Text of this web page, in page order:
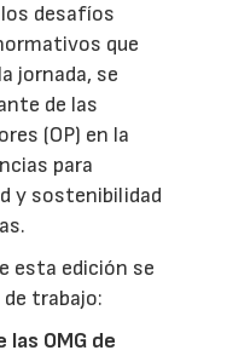
desafíos
que
jornada, se
de las
(OP) en la
para
y sostenibilidad
esta edición se
trabajo:
las OMG de